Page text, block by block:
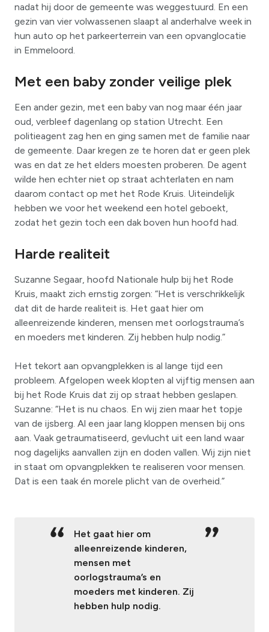
nadat hij door de gemeente was weggestuurd. En een
gezin van vier volwassenen slaapt al anderhalve week in
hun auto op het parkeerterrein van een opvanglocatie
in Emmeloord.
Met een baby zonder veilige plek
Een ander gezin, met een baby van nog maar één jaar
oud, verbleef dagenlang op station Utrecht. Een
politieagent zag hen en ging samen met de familie naar
de gemeente. Daar kregen ze te horen dat er geen plek
was en dat ze het elders moesten proberen. De agent
wilde hen echter niet op straat achterlaten en nam
daarom contact op met het Rode Kruis. Uiteindelijk
hebben we voor het weekend een hotel geboekt,
zodat het gezin toch een dak boven hun hoofd had.
Harde realiteit
Suzanne Segaar, hoofd Nationale hulp bij het Rode
Kruis, maakt zich ernstig zorgen: “Het is verschrikkelijk
dat dit de harde realiteit is. Het gaat hier om
alleenreizende kinderen, mensen met oorlogstrauma’s
en moeders met kinderen. Zij hebben hulp nodig.”
Het tekort aan opvangplekken is al lange tijd een
probleem. Afgelopen week klopten al vijftig mensen aan
bij het Rode Kruis dat zij op straat hebben geslapen.
Suzanne: “Het is nu chaos. En wij zien maar het topje
van de ijsberg. Al een jaar lang kloppen mensen bij ons
aan. Vaak getraumatiseerd, gevlucht uit een land waar
nog dagelijks aanvallen zijn en doden vallen. Wij zijn niet
in staat om opvangplekken te realiseren voor mensen.
Dat is een taak én morele plicht van de overheid.”
Het gaat hier om
alleenreizende kinderen,
mensen met
oorlogstrauma’s en
moeders met kinderen. Zij
hebben hulp nodig.